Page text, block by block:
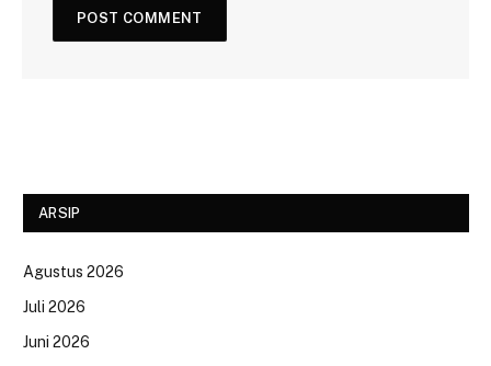
ARSIP
Agustus 2026
Juli 2026
Juni 2026